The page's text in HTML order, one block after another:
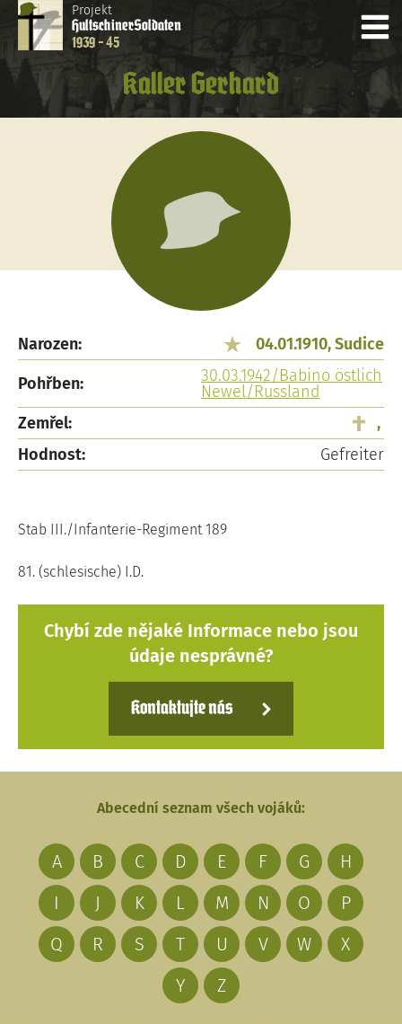
Projekt
HultschinerSoldaten
1939 - 45
Kaller Gerhard
Narozen:
04.01.1910, Sudice
Pohřben:
30.03.1942/Babino östlich
Newel/Russland
Zemřel:
,
Hodnost:
Gefreiter
Stab III./Infanterie-Regiment 189
81. (schlesische) I.D.
Chybí zde nějaké Informace nebo jsou
údaje nesprávné?
Kontaktujte nás
Abecední seznam všech vojáků:
A B C D E F G
H
I
J K L M N O
P
Q
R S T U V W
X
Y
Z